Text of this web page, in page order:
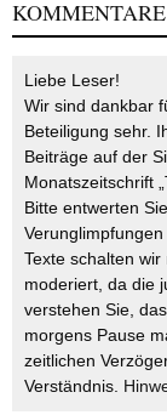
KOMMENTARE
Liebe Leser!
Wir sind dankbar
Beteiligung sehr.
Beiträge auf der
Monatszeitschrift
Bitte entwerten
Texte schalten
moderiert, da die
verstehen Sie,
morgens Pause
zeitlichen
Verständnis.